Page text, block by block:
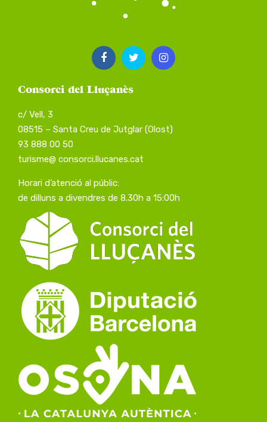
Consorci del Lluçanès
c/ Vell, 3
08515 – Santa Creu de Jutglar (Olost)
93 888 00 50
turisme@ consorci.llucanes.cat
Horari d’atenció al públic:
de dilluns a divendres de 8.30h a 15:00h